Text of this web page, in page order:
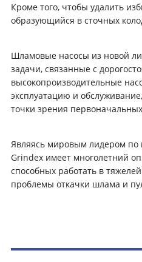
Кроме того, чтобы удалить
образующийся в сточных
Шламовые насосы из новой
задачи, связанные с
высокопроизводительные
эксплуатацию и
точки зрения
Являясь мировым лидером по
Grindex имеет многолетний
способных работать в
проблемы откачки шлама и